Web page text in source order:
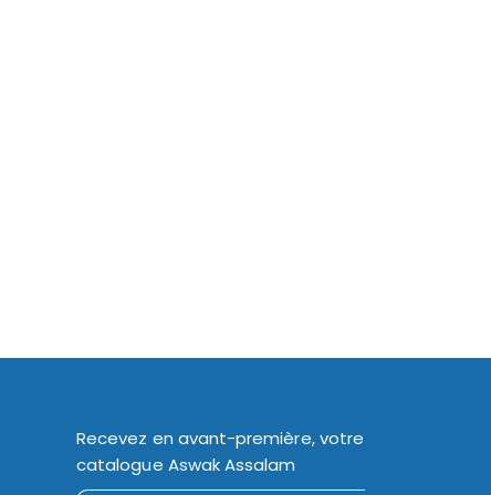
Recevez en avant-première, votre
catalogue Aswak Assalam